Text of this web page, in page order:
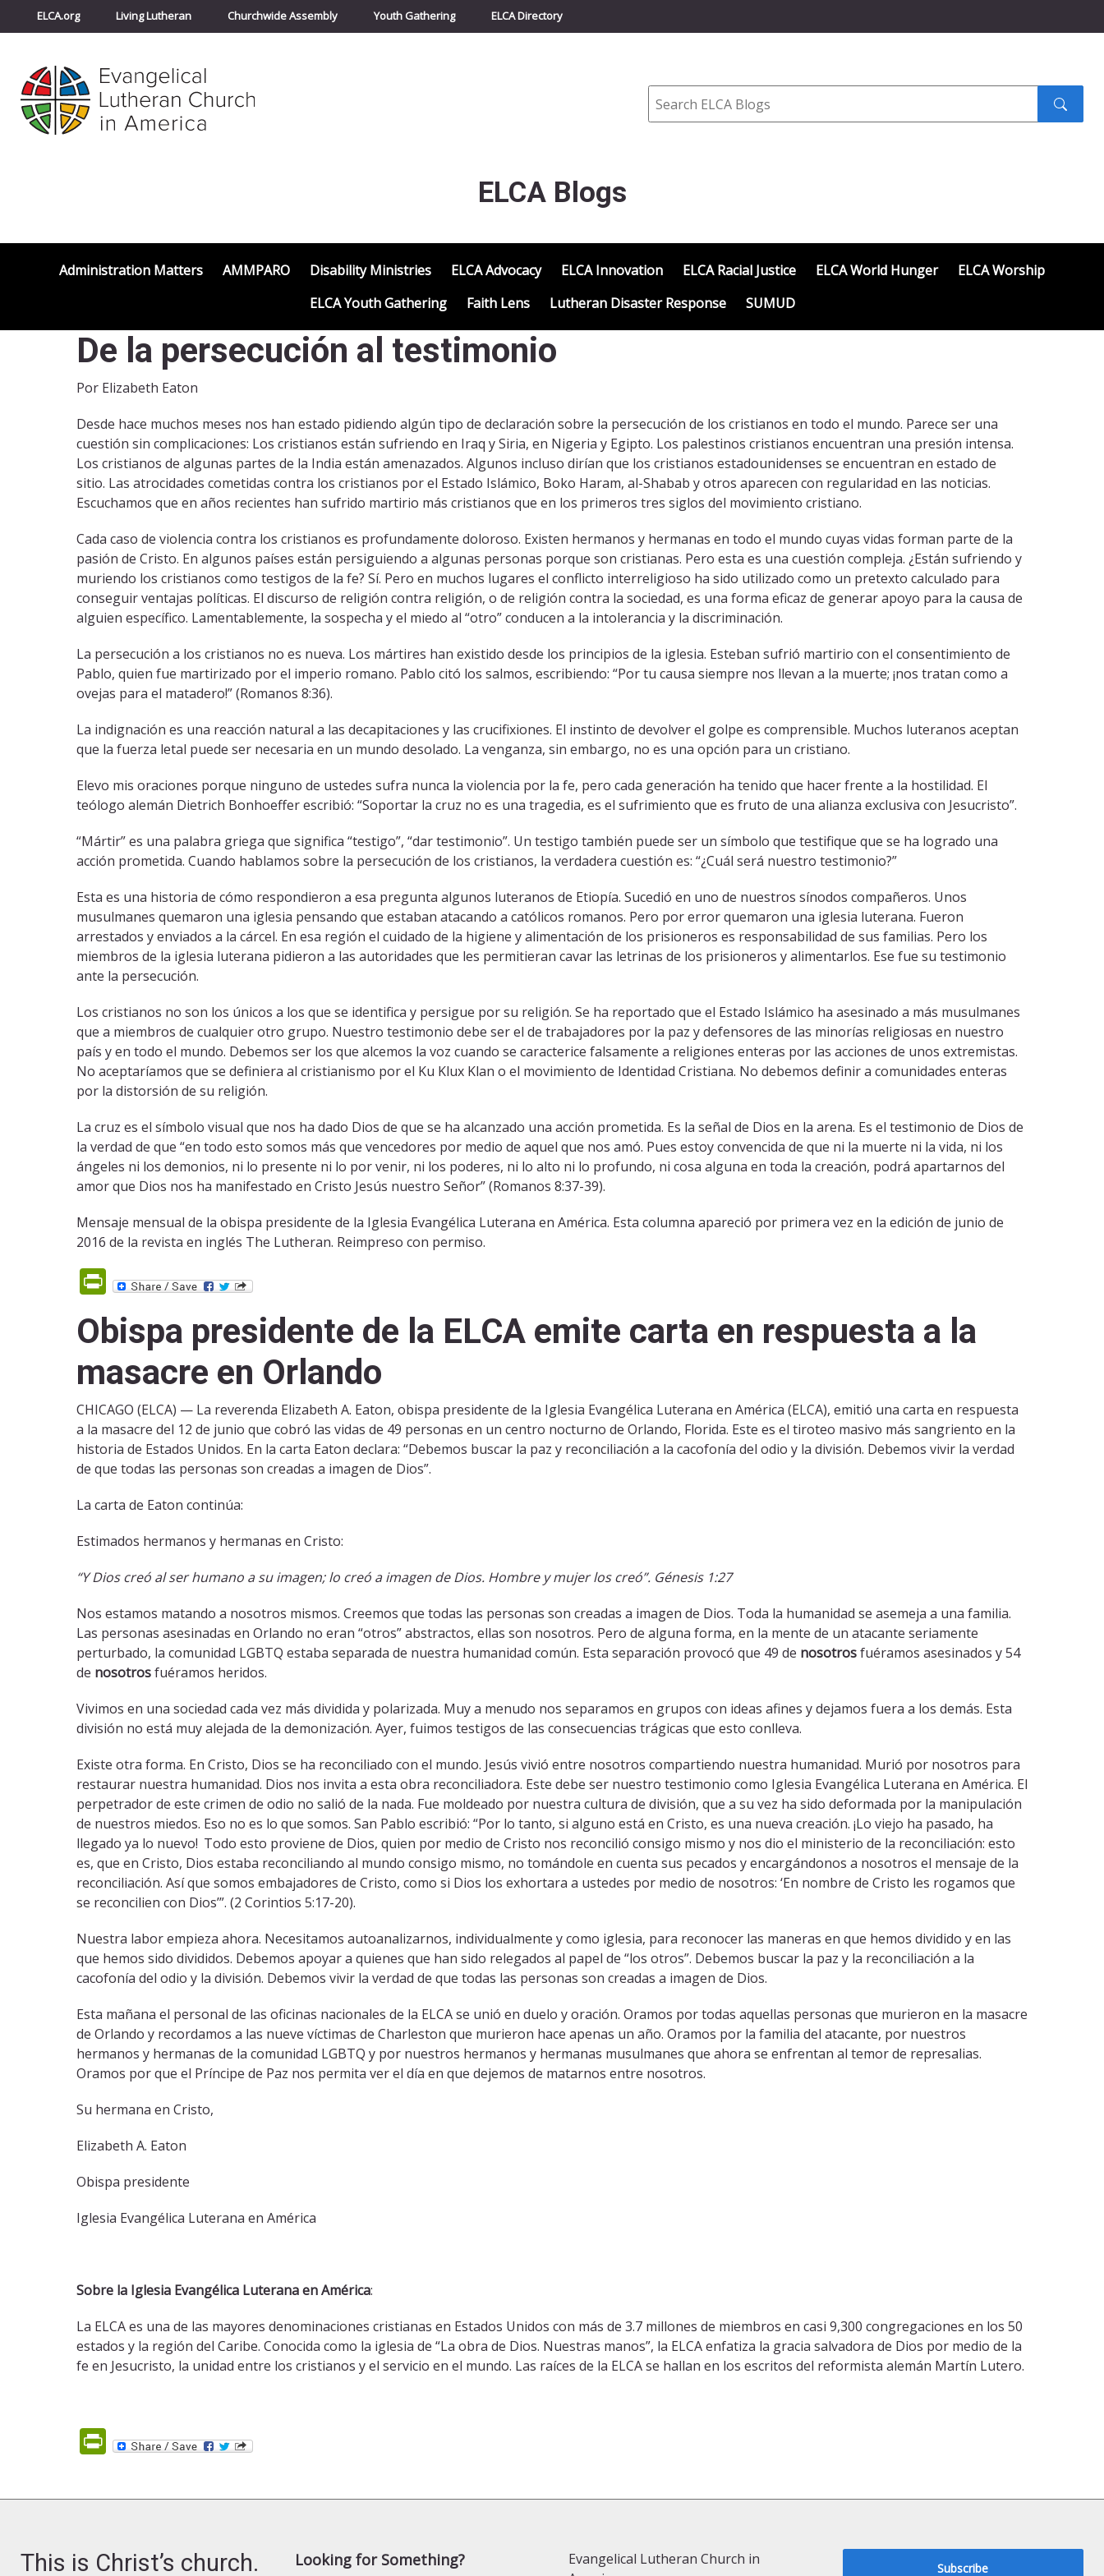
ELCA.org Living Lutheran Churchwide Assembly Youth Gathering ELCA Directory
Search
submit
ELCA Blogs
Administration Matters AMMPARO Disability Ministries ELCA Advocacy ELCA Innovation ELCA Racial Justice ELCA World Hunger
ELCA Worship
ELCA Youth Gathering
Faith Lens Lutheran Disaster Response SUMUD
De la persecución al testimonio
Por Elizabeth Eaton
Desde hace muchos meses nos han estado pidiendo algún tipo de declaración sobre la persecución de los cristianos en todo el mundo. Parece ser una
cuestión sin complicaciones: Los cristianos están sufriendo en Iraq y Siria, en Nigeria y Egipto. Los palestinos cristianos encuentran una presión intensa.
Los cristianos de algunas partes de la India están amenazados. Algunos incluso dirían que los cristianos estadounidenses se encuentran en estado de
sitio. Las atrocidades cometidas contra los cristianos por el Estado Islámico, Boko Haram, al-Shabab y otros aparecen con regularidad en las noticias.
Escuchamos que en años recientes han sufrido martirio más cristianos que en los primeros tres siglos del movimiento cristiano.
Cada caso de violencia contra los cristianos es profundamente doloroso. Existen hermanos y hermanas en todo el mundo cuyas vidas forman parte de la
pasión de Cristo. En algunos países están persiguiendo a algunas personas porque son cristianas. Pero esta es una cuestión compleja. ¿Están sufriendo y
muriendo los cristianos como testigos de la fe? Sí. Pero en muchos lugares el conflicto interreligioso ha sido utilizado como un pretexto calculado para
conseguir ventajas políticas. El discurso de religión contra religión, o de religión contra la sociedad, es una forma eficaz de generar apoyo para la causa de
alguien específico. Lamentablemente, la sospecha y el miedo al “otro” conducen a la intolerancia y la discriminación.
La persecución a los cristianos no es nueva. Los mártires han existido desde los principios de la iglesia. Esteban sufrió martirio con el consentimiento de
Pablo, quien fue martirizado por el imperio romano. Pablo citó los salmos, escribiendo: “Por tu causa siempre nos llevan a la muerte; ¡nos tratan como a
ovejas para el matadero!” (Romanos 8:36).
La indignación es una reacción natural a las decapitaciones y las crucifixiones. El instinto de devolver el golpe es comprensible. Muchos luteranos aceptan
que la fuerza letal puede ser necesaria en un mundo desolado. La venganza, sin embargo, no es una opción para un cristiano.
Elevo mis oraciones porque ninguno de ustedes sufra nunca la violencia por la fe, pero cada generación ha tenido que hacer frente a la hostilidad. El
teólogo alemán Dietrich Bonhoeffer escribió: “Soportar la cruz no es una tragedia, es el sufrimiento que es fruto de una alianza exclusiva con Jesucristo”.
“Mártir” es una palabra griega que significa “testigo”, “dar testimonio”. Un testigo también puede ser un símbolo que testifique que se ha logrado una
acción prometida. Cuando hablamos sobre la persecución de los cristianos, la verdadera cuestión es: “¿Cuál será nuestro testimonio?”
Esta es una historia de cómo respondieron a esa pregunta algunos luteranos de Etiopía. Sucedió en uno de nuestros sínodos compañeros. Unos
musulmanes quemaron una iglesia pensando que estaban atacando a católicos romanos. Pero por error quemaron una iglesia luterana. Fueron
arrestados y enviados a la cárcel. En esa región el cuidado de la higiene y alimentación de los prisioneros es responsabilidad de sus familias. Pero los
miembros de la iglesia luterana pidieron a las autoridades que les permitieran cavar las letrinas de los prisioneros y alimentarlos. Ese fue su testimonio
ante la persecución.
Los cristianos no son los únicos a los que se identifica y persigue por su religión. Se ha reportado que el Estado Islámico ha asesinado a más musulmanes
que a miembros de cualquier otro grupo. Nuestro testimonio debe ser el de trabajadores por la paz y defensores de las minorías religiosas en nuestro
país y en todo el mundo. Debemos ser los que alcemos la voz cuando se caracterice falsamente a religiones enteras por las acciones de unos extremistas.
No aceptaríamos que se definiera al cristianismo por el Ku Klux Klan o el movimiento de Identidad Cristiana. No debemos definir a comunidades enteras
por la distorsión de su religión.
La cruz es el símbolo visual que nos ha dado Dios de que se ha alcanzado una acción prometida. Es la señal de Dios en la arena. Es el testimonio de Dios de
la verdad de que “en todo esto somos más que vencedores por medio de aquel que nos amó. Pues estoy convencida de que ni la muerte ni la vida, ni los
ángeles ni los demonios, ni lo presente ni lo por venir, ni los poderes, ni lo alto ni lo profundo, ni cosa alguna en toda la creación, podrá apartarnos del
amor que Dios nos ha manifestado en Cristo Jesús nuestro Señor” (Romanos 8:37-39).
Mensaje mensual de la obispa presidente de la Iglesia Evangélica Luterana en América. Esta columna apareció por primera vez en la edición de junio de
2016 de la revista en inglés The Lutheran. Reimpreso con permiso.
PrintFriendly
Obispa presidente de la ELCA emite carta en respuesta a la
masacre en Orlando
CHICAGO (ELCA) — La reverenda Elizabeth A. Eaton, obispa presidente de la Iglesia Evangélica Luterana en América (ELCA), emitió una carta en respuesta
a la masacre del 12 de junio que cobró las vidas de 49 personas en un centro nocturno de Orlando, Florida. Este es el tiroteo masivo más sangriento en la
historia de Estados Unidos. En la carta Eaton declara: “Debemos buscar la paz y reconciliación a la cacofonía del odio y la división. Debemos vivir la verdad
de que todas las personas son creadas a imagen de Dios”.
La carta de Eaton continúa:
Estimados hermanos y hermanas en Cristo:
“Y Dios creó al ser humano a su imagen; lo creó a imagen de Dios. Hombre y mujer los creó”. Génesis 1:27
Nos estamos matando a nosotros mismos. Creemos que todas las personas son creadas a imagen de Dios. Toda la humanidad se asemeja a una familia.
Las personas asesinadas en Orlando no eran “otros” abstractos, ellas son nosotros. Pero de alguna forma, en la mente de un atacante seriamente
perturbado, la comunidad LGBTQ estaba separada de nuestra humanidad común. Esta separación provocó que 49 de nosotrosfuéramos asesinados y 54
de nosotrosfuéramos heridos.
Vivimos en una sociedad cada vez más dividida y polarizada. Muy a menudo nos separamos en grupos con ideas afines y dejamos fuera a los demás. Esta
división no está muy alejada de la demonización. Ayer, fuimos testigos de las consecuencias trágicas que esto conlleva.
Existe otra forma. En Cristo, Dios se ha reconciliado con el mundo. Jesús vivió entre nosotros compartiendo nuestra humanidad. Murió por nosotros para
restaurar nuestra humanidad. Dios nos invita a esta obra reconciliadora. Este debe ser nuestro testimonio como Iglesia Evangélica Luterana en América. El
perpetrador de este crimen de odio no salió de la nada. Fue moldeado por nuestra cultura de división, que a su vez ha sido deformada por la manipulación
de nuestros miedos. Eso no es lo que somos. San Pablo escribió: “Por lo tanto, si alguno está en Cristo, es una nueva creación. ¡Lo viejo ha pasado, ha
llegado ya lo nuevo! Todo esto proviene de Dios, quien por medio de Cristo nos reconcilió consigo mismo y nos dio el ministerio de la reconciliación: esto
es, que en Cristo, Dios estaba reconciliando al mundo consigo mismo, no tomándole en cuenta sus pecados y encargándonos a nosotros el mensaje de la
reconciliación. Así que somos embajadores de Cristo, como si Dios los exhortara a ustedes por medio de nosotros: ‘En nombre de Cristo les rogamos que
se reconcilien con Dios’”. (2 Corintios 5:17-20).
Nuestra labor empieza ahora. Necesitamos autoanalizarnos, individualmente y como iglesia, para reconocer las maneras en que hemos dividido y en las
que hemos sido divididos. Debemos apoyar a quienes que han sido relegados al papel de “los otros”. Debemos buscar la paz y la reconciliación a la
cacofonía del odio y la división. Debemos vivir la verdad de que todas las personas son creadas a imagen de Dios.
Esta mañana el personal de las oficinas nacionales de la ELCA se unió en duelo y oración. Oramos por todas aquellas personas que murieron en la masacre
de Orlando y recordamos a las nueve víctimas de Charleston que murieron hace apenas un año. Oramos por la familia del atacante, por nuestros
hermanos y hermanas de la comunidad LGBTQ y por nuestros hermanos y hermanas musulmanes que ahora se enfrentan al temor de represalias.
Oramos por que el Príncipe de Paz nos permita ver el día en que dejemos de matarnos entre nosotros.
Su hermana en Cristo,
Elizabeth A. Eaton
Obispa presidente
Iglesia Evangélica Luterana en América
Sobre la Iglesia Evangélica Luterana en América:
La ELCA es una de las mayores denominaciones cristianas en Estados Unidos con más de 3.7 millones de miembros en casi 9,300 congregaciones en los 50
estados y la región del Caribe. Conocida como la iglesia de “La obra de Dios. Nuestras manos”, la ELCA enfatiza la gracia salvadora de Dios por medio de la
fe en Jesucristo, la unidad entre los cristianos y el servicio en el mundo. Las raíces de la ELCA se hallan en los escritos del reformista alemán Martín Lutero.
PrintFriendly
This is Christ’s church. Looking for Something?
Evangelical Lutheran Church in
Subscribe